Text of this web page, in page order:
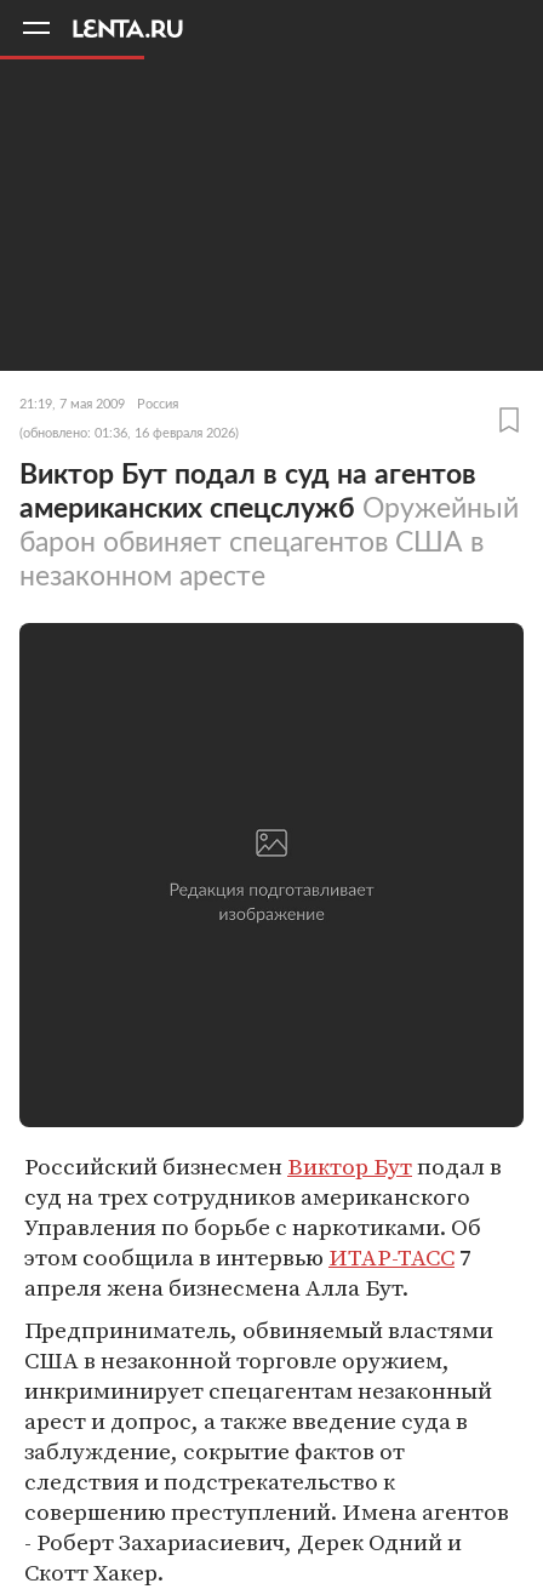
21:19, 7 мая 2009 Россия
(обновлено: 01:36, 16 февраля 2026)
Виктор Бут подал в суд на агентов
американских спецслужб Оружейный
барон обвиняет спецагентов США в
незаконном аресте
Российский бизнесменВиктор Бутподал в
суд на трех сотрудников американского
Управления по борьбе с наркотиками. Об
этом сообщила в интервью ИТАР-ТАСС7
апреля жена бизнесмена Алла Бут.
Предприниматель, обвиняемый властями
США в незаконной торговле оружием,
инкриминирует спецагентам незаконный
арест и допрос, а также введение суда в
заблуждение, сокрытие фактов от
следствия и подстрекательство к
совершению преступлений. Имена агентов
- Роберт Захариасиевич, Дерек Одний и
Скотт Хакер.